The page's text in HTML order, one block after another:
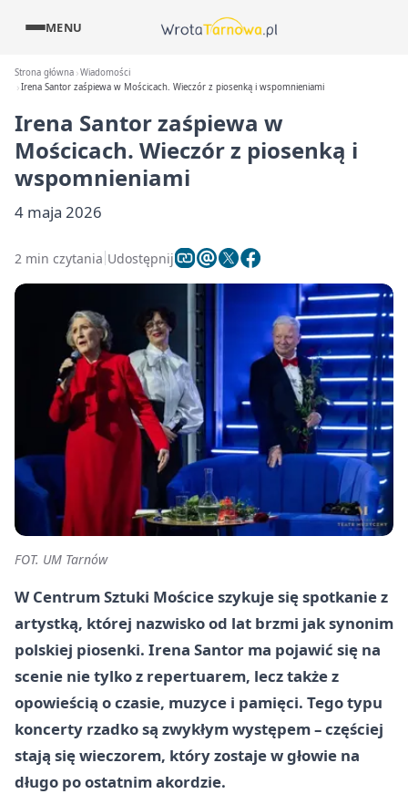
MENU
Strona główna Wiadomości
Irena Santor zaśpiewa w Mościcach. Wieczór z piosenką i wspomnieniami
Irena Santor zaśpiewa w
Mościcach. Wieczór z piosenką i
wspomnieniami
4 maja 2026
2 min czytania Udostępnij
FOT. UM Tarnów
W Centrum Sztuki Mościce szykuje się spotkanie z
artystką, której nazwisko od lat brzmi jak synonim
polskiej piosenki. Irena Santor ma pojawić się na
scenie nie tylko z repertuarem, lecz także z
opowieścią o czasie, muzyce i pamięci. Tego typu
koncerty rzadko są zwykłym występem – częściej
stają się wieczorem, który zostaje w głowie na
długo po ostatnim akordzie.